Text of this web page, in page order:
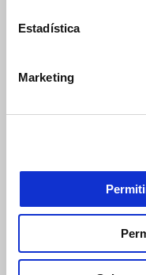
Estadística
Marketing